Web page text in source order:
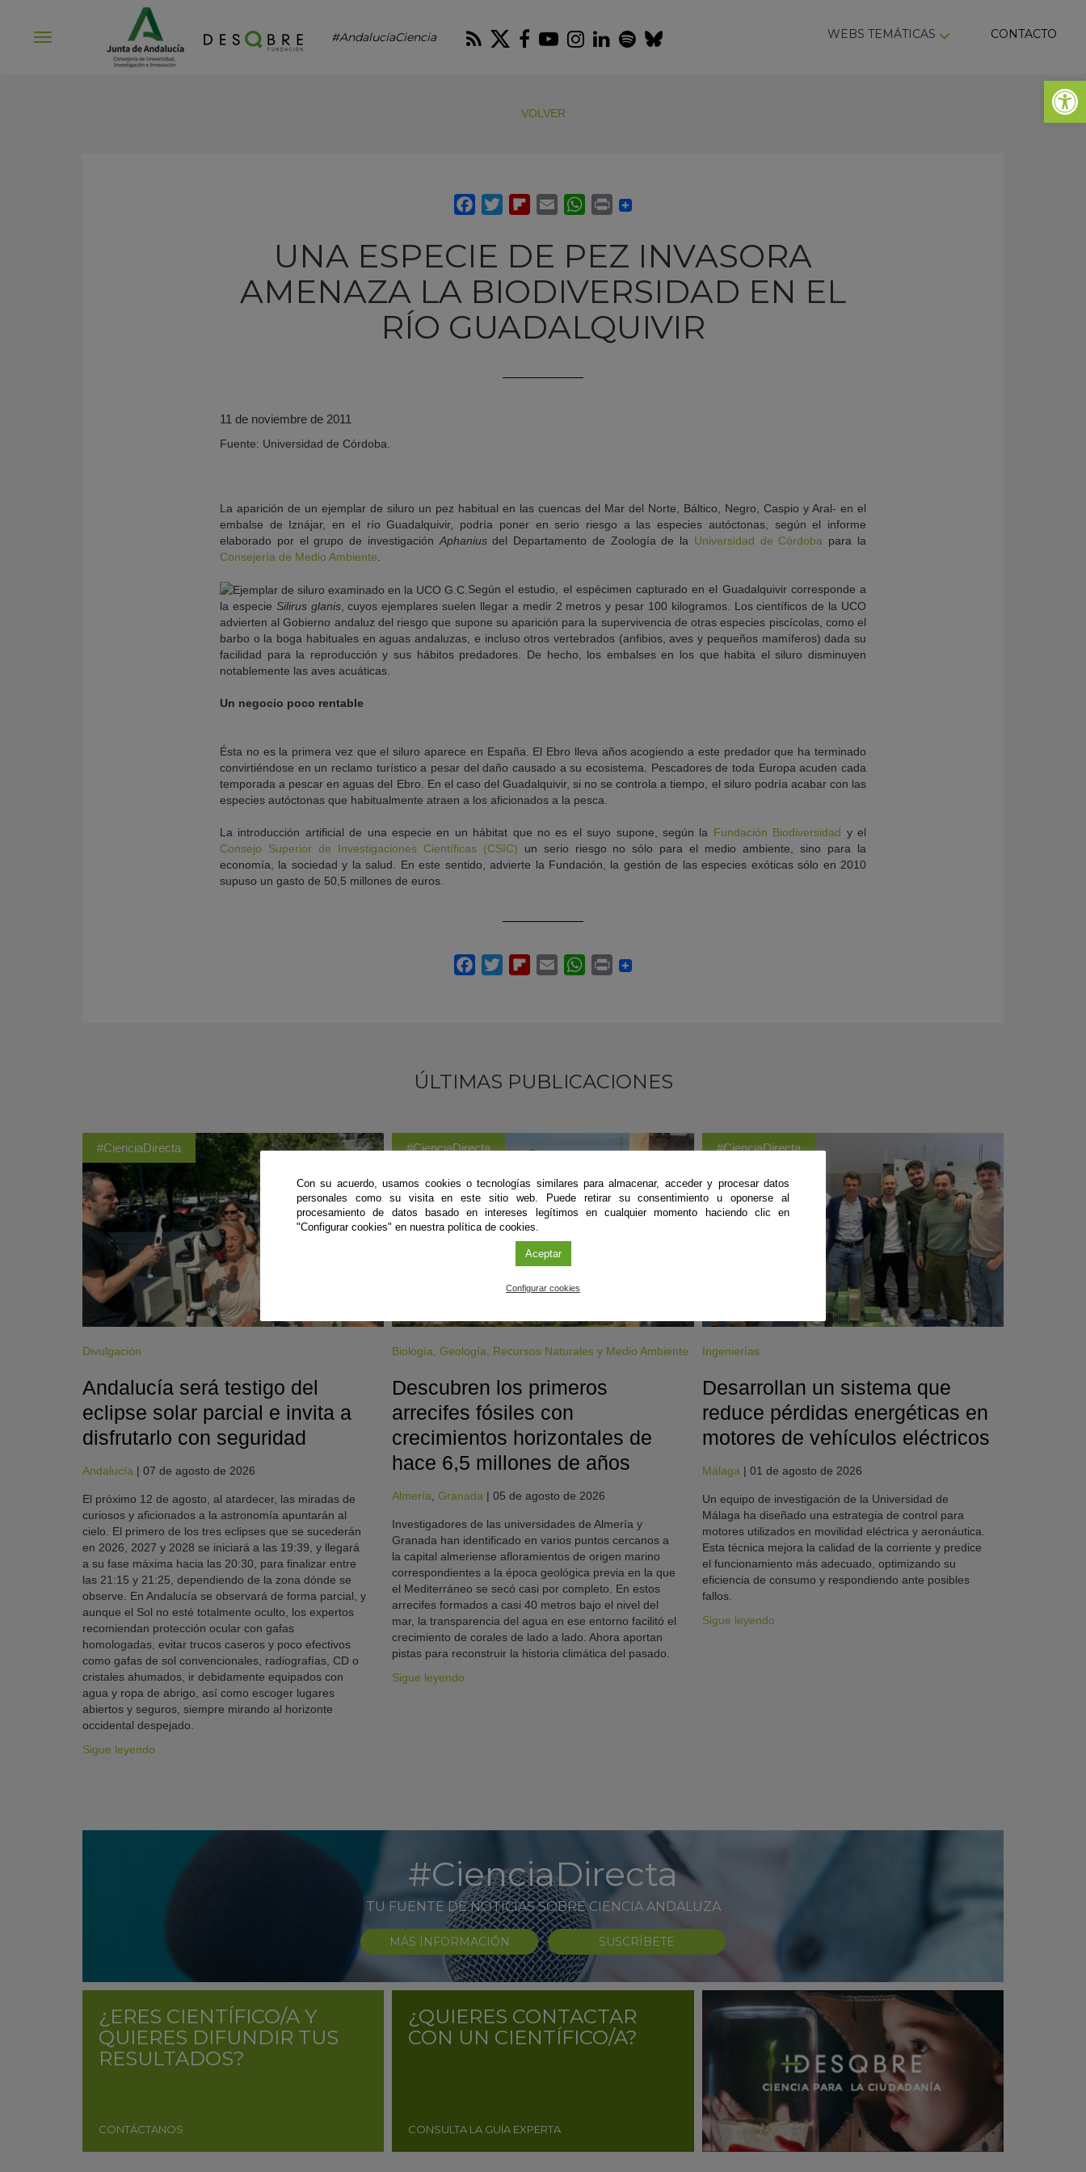
Abrir
#AndalucíaCiencia RSS Twitter
Facebook
Youtube
Instagram
LinkedIn
Spotify
Bluesky WEBS TEMÁTICAS CONTACTO
VOLVER
UNA ESPECIE DE PEZ INVASORA
AMENAZA LA BIODIVERSIDAD EN EL
RÍO GUADALQUIVIR
11 de noviembre de 2011
Fuente: Universidad de Córdoba.
La aparición de un ejemplar de siluro un pez habitual en las cuencas del Mar del Norte, Báltico, Negro, Caspio y Aral- en el
embalse de Iznájar, en el río Guadalquivir, podría poner en serio riesgo a las especies autóctonas, según el informe
elaborado por el grupo de investigación Aphaniusdel Departamento de Zoología de la Universidad de Córdoba para la
Consejería de Medio Ambiente
Según el estudio, el espécimen capturado en el Guadalquivir corresponde a
la especie Silirus glanis, cuyos ejemplares suelen llegar a medir 2 metros y pesar 100 kilogramos. Los científicos de la UCO
advierten al Gobierno andaluz del riesgo que supone su aparición para la supervivencia de otras especies piscícolas, como el
barbo o la boga habituales en aguas andaluzas, e incluso otros vertebrados (anfibios, aves y pequeños mamíferos) dada su
facilidad para la reproducción y sus hábitos predadores. De hecho, los embalses en los que habita el siluro disminuyen
notablemente las aves acuáticas.
Un negocio poco rentable
Ésta no es la primera vez que el siluro aparece en España. El Ebro lleva años acogiendo a este predador que ha terminado
convirtiéndose en un reclamo turístico a pesar del daño causado a su ecosistema. Pescadores de toda Europa acuden cada
temporada a pescar en aguas del Ebro. En el caso del Guadalquivir, si no se controla a tiempo, el siluro podría acabar con las
especies autóctonas que habitualmente atraen a los aficionados a la pesca.
La introducción artificial de una especie en un hábitat que no es el suyo supone, según la Fundación Biodiversidad y el
Consejo Superior de Investigaciones Científicas (CSIC) un serio riesgo no sólo para el medio ambiente, sino para la
economía, la sociedad y la salud. En este sentido, advierte la Fundación, la gestión de las especies exóticas sólo en 2010
supuso un gasto de 50,5 millones de euros.
ÚLTIMAS PUBLICACIONES
#CienciaDirecta
Divulgación
Andalucía será testigo del
eclipse solar parcial e invita a
disfrutarlo con seguridad
Andalucía | 07 de agosto de 2026
El próximo 12 de agosto, al atardecer, las miradas de
curiosos y aficionados a la astronomía apuntarán al
cielo. El primero de los tres eclipses que se sucederán
en 2026, 2027 y 2028 se iniciará a las 19:39, y llegará
a su fase máxima hacia las 20:30, para finalizar entre
las 21:15 y 21:25, dependiendo de la zona dónde se
observe. En Andalucía se observará de forma parcial, y
aunque el Sol no esté totalmente oculto, los expertos
recomiendan protección ocular con gafas
homologadas, evitar trucos caseros y poco efectivos
como gafas de sol convencionales, radiografías, CD o
cristales ahumados, ir debidamente equipados con
agua y ropa de abrigo, así como escoger lugares
abiertos y seguros, siempre mirando al horizonte
occidental despejado.
Sigue leyendo
#CienciaDirecta
Biología,Geología, Recursos Naturales y Medio Ambiente
Descubren los primeros
arrecifes fósiles con
crecimientos horizontales de
hace 6,5 millones de años
Almería,Granada |05 de agosto de 2026
Investigadores de las universidades de Almería y
Granada han identificado en varios puntos cercanos a
la capital almeriense afloramientos de origen marino
correspondientes a la época geológica previa en la que
el Mediterráneo se secó casi por completo. En estos
arrecifes formados a casi 40 metros bajo el nivel del
mar, la transparencia del agua en ese entorno facilitó el
crecimiento de corales de lado a lado. Ahora aportan
pistas para reconstruir la historia climática del pasado.
Sigue leyendo
#CienciaDirecta
Ingenierías
Desarrollan un sistema que
reduce pérdidas energéticas en
motores de vehículos eléctricos
Málaga| 01 de agosto de 2026
Un equipo de investigación de la Universidad de
Málaga ha diseñado una estrategia de control para
motores utilizados en movilidad eléctrica y aeronáutica.
Esta técnica mejora la calidad de la corriente y predice
el funcionamiento más adecuado, optimizando su
eficiencia de consumo y respondiendo ante posibles
fallos.
Sigue leyendo
#CienciaDirecta
TU FUENTE DE NOTICIAS SOBRE CIENCIA ANDALUZA
MÁS INFORMACIÓN SUSCRÍBETE
¿ERES CIENTÍFICO/A Y
QUIERES DIFUNDIR TUS
RESULTADOS?
CONTÁCTANOS
¿QUIERES CONTACTAR
CON UN CIENTÍFICO/A?
CONSULTA LA GUÍA EXPERTA
Con su acuerdo, usamos cookies o tecnologías similares para almacenar, acceder y procesar datos
personales como su visita en este sitio web. Puede retirar su consentimiento u oponerse al
procesamiento de datos basado en intereses legítimos en cualquier momento haciendo clic en
"Configurar cookies" en nuestra política de cookies.
Aceptar
Configurar cookies